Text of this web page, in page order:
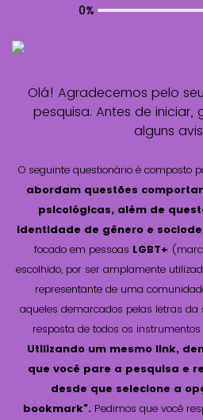
Olá! Agradecemos pelo
pesquisa. Antes de
alguns
O seguinte questionário é composto
abordam questões
psicológicas, além de
identidade de gênero e
focado em pessoas LGBT+
escolhido, por ser amplamente
representante de uma
aqueles demarcados pelas letras
resposta de todos os
Utilizando um mesmo link,
que você pare a pesquisa e
desde que selecione a
bookmark". Pedimos que você
0%